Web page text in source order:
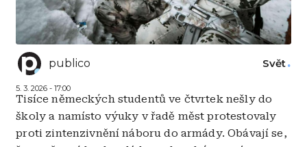
publico
5. 3. 2026 - 17:00
Svět
Tisíce německých studentů ve čtvrtek nešly do
školy a namísto výuky v řadě měst protestovaly
proti zintenzivnění náboru do armády. Obávají se,